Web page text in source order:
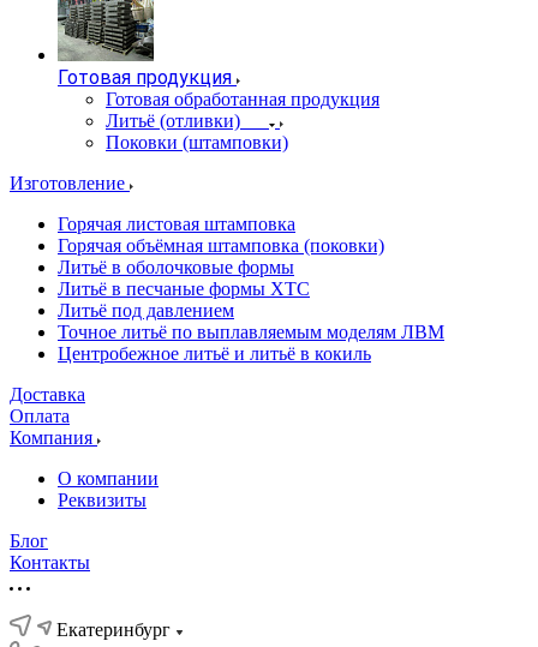
Готовая продукция
Готовая обработанная продукция
Литьё (отливки)
Поковки (штамповки)
Изготовление
Горячая листовая штамповка
Горячая объёмная штамповка (поковки)
Литьё в оболочковые формы
Литьё в песчаные формы ХТС
Литьё под давлением
Точное литьё по выплавляемым моделям ЛВМ
Центробежное литьё и литьё в кокиль
Доставка
Оплата
Компания
О компании
Реквизиты
Блог
Контакты
Екатеринбург